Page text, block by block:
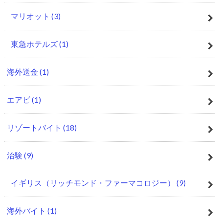
マリオット (3)
東急ホテルズ(1)
海外送金 (1)
エアビ(1)
リゾートバイト (18)
治験 (9)
イギリス（リッチモンド・ファーマコロジー） (9)
海外バイト (1)